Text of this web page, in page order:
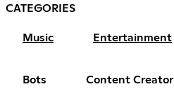
CATEGORIES
Music Entertainment
Bots Content Creator